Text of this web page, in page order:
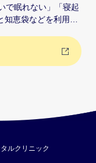
知恵袋などを利用さ
のために、原因や対
場合があります。
食いしばりを起こ
痺れを伴う場合が
ルクリニック